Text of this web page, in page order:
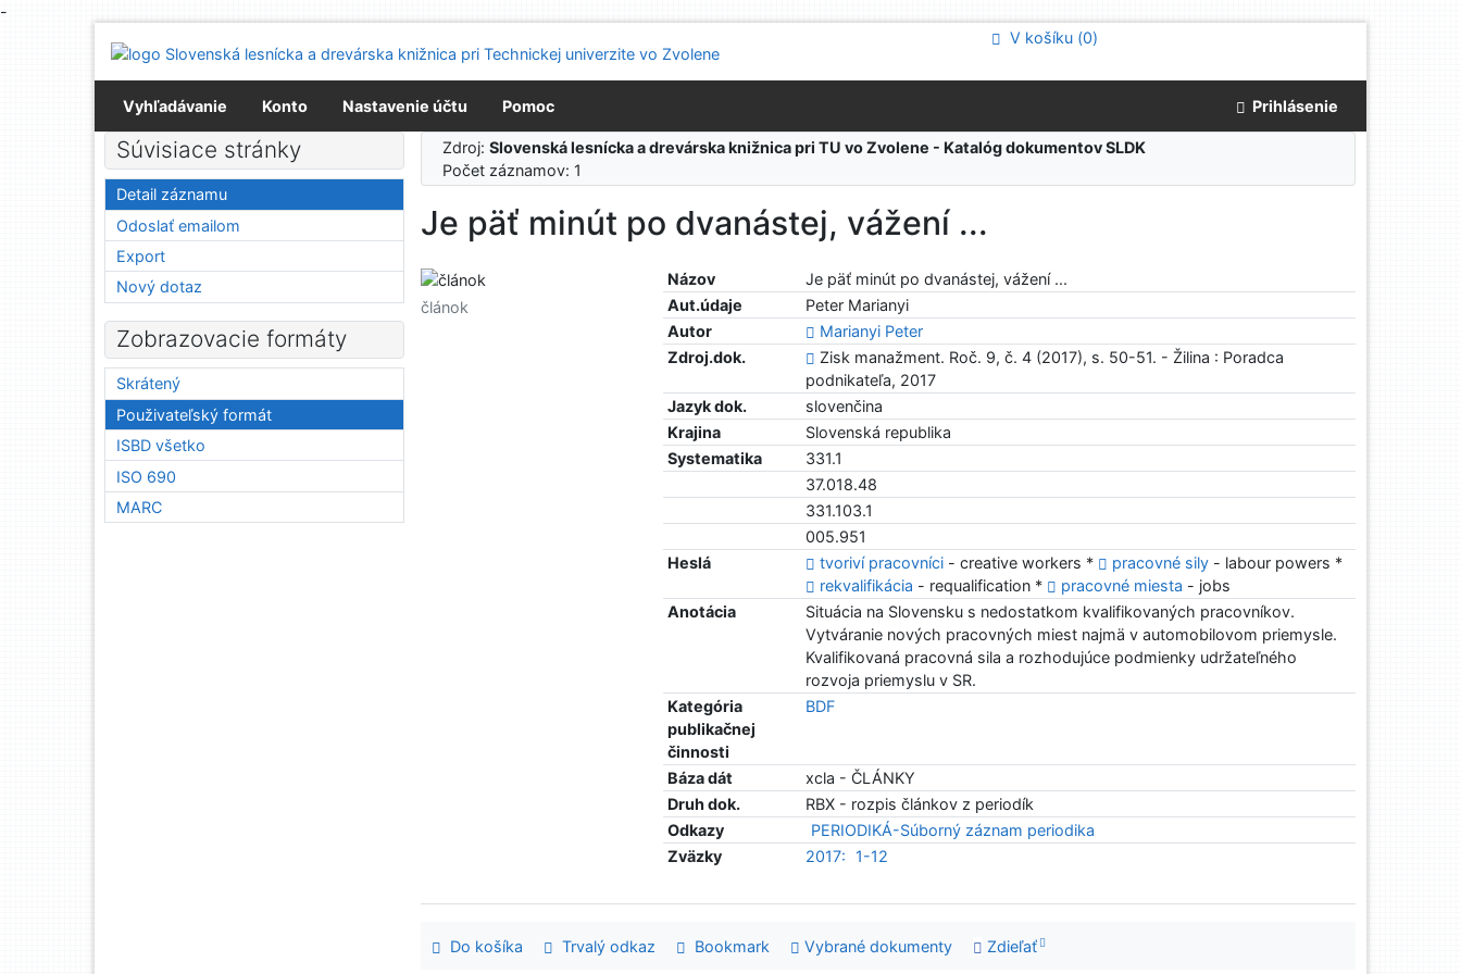
-
Prejsť na menu
Prehlásenie o webovej prístupnosti
V košíku (0)
Vyhľadávanie Konto Nastavenie účtu Pomoc Prihlásenie
Zdroj:Slovenská lesnícka a drevárska knižnica pri TU vo Zvolene - Katalóg dokumentov SLDK
Počet záznamov: 1
Je päť minút po dvanástej, vážení ...
Názov
Je päť minút po dvanástej, vážení ...
Aut.údaje
Peter Marianyi
Autor
Marianyi Peter
Zdroj.dok.
Zisk manažment. Roč. 9, č. 4 (2017), s. 50-51. - Žilina : Poradca
podnikateľa, 2017
Jazyk dok.
slovenčina
Krajina
Slovenská republika
Systematika
331.1
37.018.48
331.103.1
005.951
Heslá
tvoriví pracovníci - creative workers * pracovné sily - labour powers *
rekvalifikácia - requalification * pracovné miesta - jobs
Anotácia
Situácia na Slovensku s nedostatkom kvalifikovaných pracovníkov.
Vytváranie nových pracovných miest najmä v automobilovom priemysle.
Kvalifikovaná pracovná sila a rozhodujúce podmienky udržateľného
rozvoja priemyslu v SR.
Kategória
publikačnej
činnosti
BDF
Báza dát
xcla - ČLÁNKY
Druh dok.
RBX - rozpis článkov z periodík
Odkazy
PERIODIKÁ-Súborný záznam periodika
Zväzky
2017: 1-12
článok
Do košíka Trvalý odkaz Bookmark Vybrané dokumenty Zdieľať
Súvisiace stránky
Detail záznamu
Odoslať emailom
Export
Nový dotaz
Zobrazovacie formáty
Skrátený
Použivateľský formát
ISBD všetko
ISO 690
MARC